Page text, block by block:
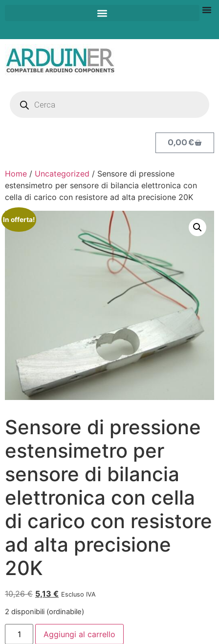
0,00€
Home / Uncategorized / Sensore di pressione
estensimetro per sensore di bilancia elettronica con
cella di carico con resistore ad alta precisione 20K
In offerta!
Sensore di pressione
estensimetro per
sensore di bilancia
elettronica con cella
di carico con resistore
ad alta precisione
20K
10,26€ 5,13 € Escluso IVA
2 disponibili (ordinabile)
Aggiungi al carrello